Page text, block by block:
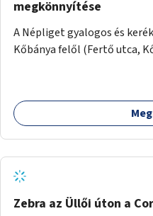
megkönnyítése
A Népliget gyalogos és
Kőbánya felől (Fertő utca,
Zebra az Üllői úton a